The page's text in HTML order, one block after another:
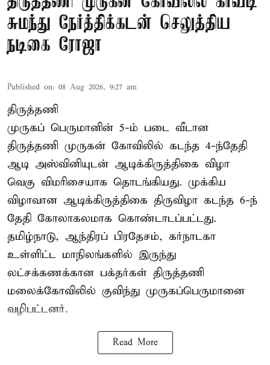
சுமந்து நேர்த்திக்கடன் செலுத்திய
நடிகை ரோஜா
Published on: 08 Aug 2026, 9:27 am
திருத்தணி
முருகப் பெருமானின் 5-ம் படை வீடான
திருத்தணி முருகன் கோவிலில் கடந்த 4-ந்தேதி
ஆடி அஸ்வினியுடன் ஆடிக்கிருத்திகை விழா
வெகு விமரிசையாக தொடங்கியது. முக்கிய
விழாவான ஆடிக்கிருத்திகை திருவிழா கடந்த 6-ந்
தேதி கோலாகலமாக கொண்டாடப்பட்டது.
தமிழ்நாடு, ஆந்திரப் பிரதேசம், கர்நாடகா
உள்ளிட்ட மாநிலங்களில் இருந்து
லட்சக்கணக்கான பக்தர்கள் திருத்தணி
மலைக்கோவிலில் குவிந்து முருகப்பெருமானை
வழிபட்டனர்.
Read More